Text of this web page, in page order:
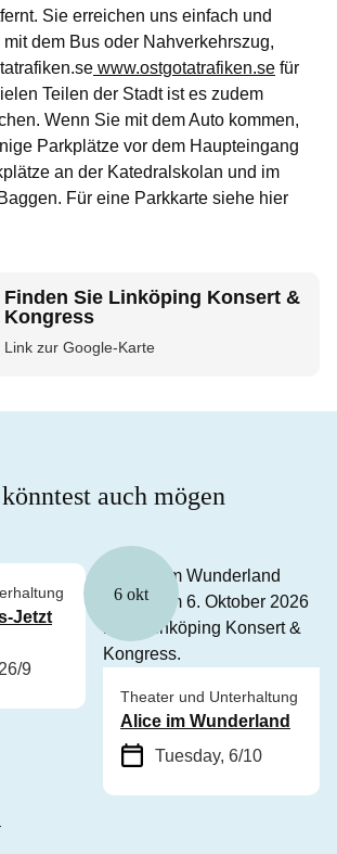
Sie erreichen uns einfach und
dem Bus oder Nahverkehrszug,
www.ostgotatrafiken.se für
Teilen der Stadt ist es zudem
Wenn Sie mit dem Auto kommen,
Parkplätze vor dem Haupteingang
an der Katedralskolan und im
Für eine Parkkarte siehe hier
Finden Sie Linköping Konsert &
Kongress
Link zur Google-Karte
auch mögen
Jetzt
9
6 okt
Theater und Unterhaltung
Alice im Wunderland
Tuesday, 6/10